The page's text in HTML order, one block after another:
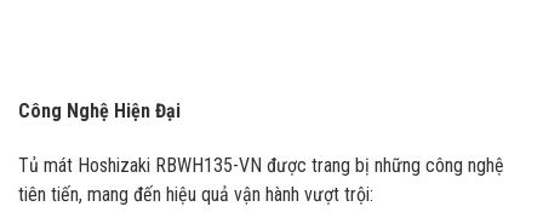
Công Nghệ Hiện Đại
Tủ mát Hoshizaki RBWH135-VN được trang bị những công nghệ
tiên tiến, mang đến hiệu quả vận hành vượt trội: